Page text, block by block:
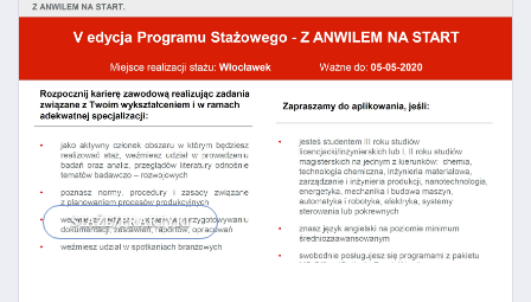
STAŻE/PRAKTYKI